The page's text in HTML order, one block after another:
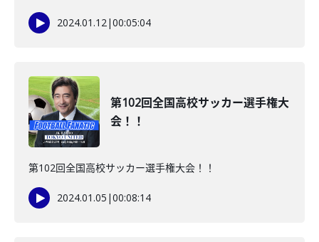
2024.01.12|00:05:04
第102回全国高校サッカー選手権大
会！！
第102回全国高校サッカー選手権大会！！
2024.01.05 |00:08:14